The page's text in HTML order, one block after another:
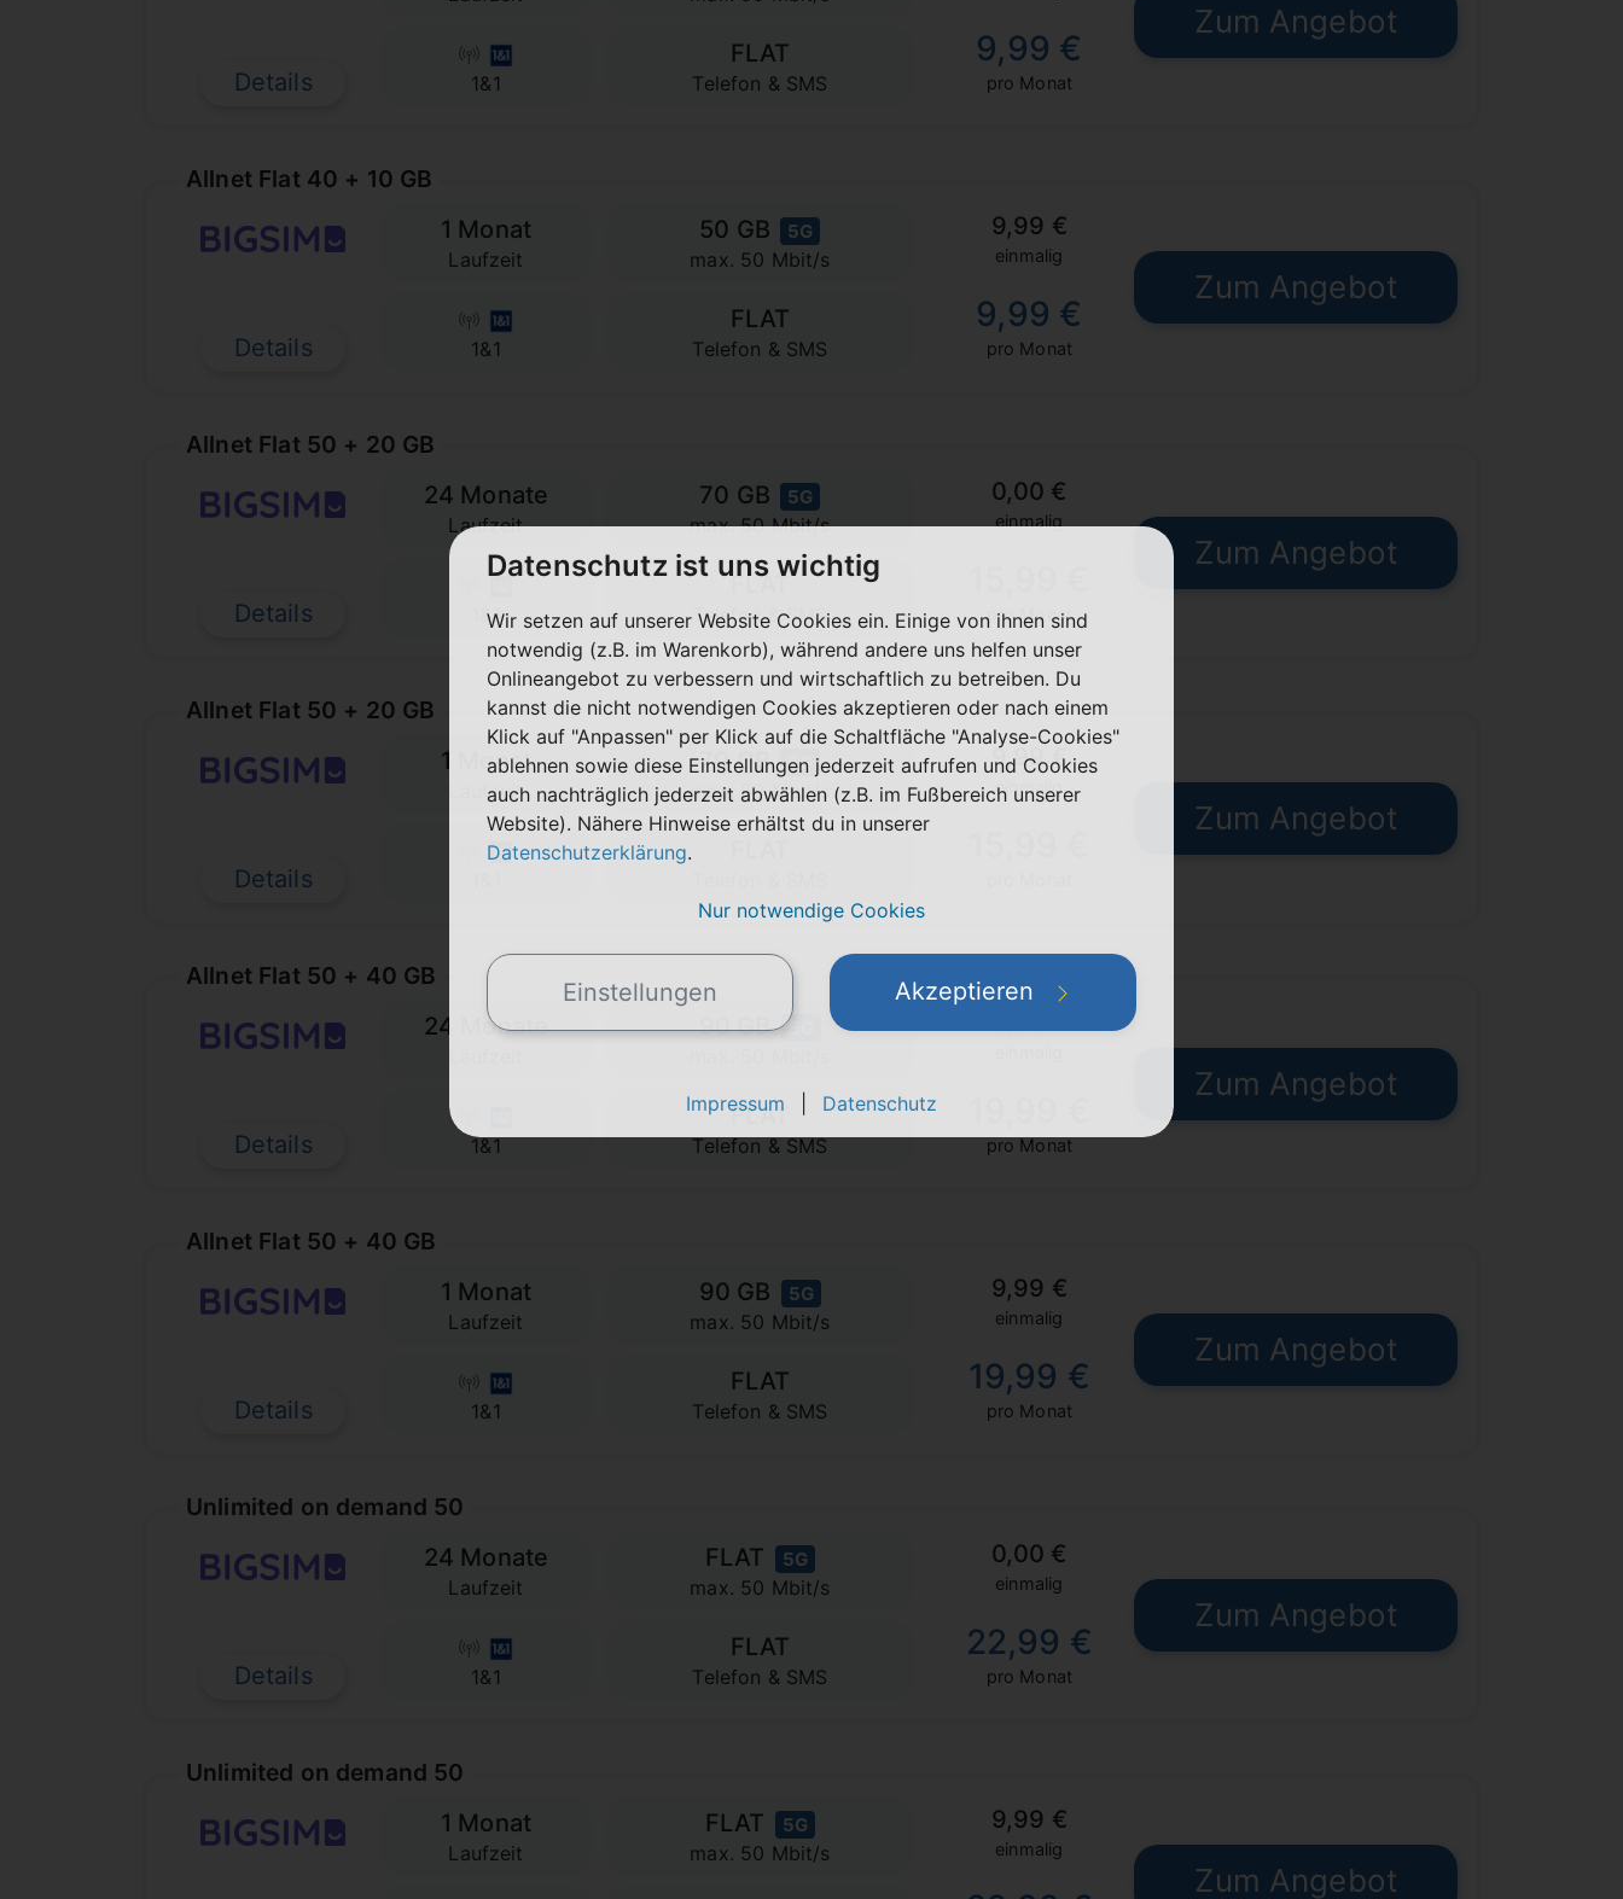
Details 1&1
FLAT
Telefon & SMS
9,99 €
pro Monat
Zum Angebot
Allnet Flat 40 + 10 GB
Details
1 Monat
Laufzeit
1&1
50 GB 5G
max. 50 Mbit/s
FLAT
Telefon & SMS
9,99 €
einmalig
9,99 €
pro Monat
Zum Angebot
Allnet Flat 50 + 20 GB
Details
24 Monate
Laufzeit
1&1
70 GB 5G
max. 50 Mbit/s
FLAT
Telefon & SMS
0,00 €
einmalig
pro Monat
Zum Angebot
Allnet Flat 50 + 20 GB
Details
1 Monat
Laufzeit
70 GB 5G
max. 50 Mbit/s
9,99 €
einmalig
Zum Angebot
Allnet Flat 50 + 40 GB
Details
24 Monate
1&1
90 GB 5G
FLAT
Telefon & SMS pro Monat
Zum Angebot
Allnet Flat 50 + 40 GB
Details
1 Monat
Laufzeit
1&1
90 GB 5G
max. 50 Mbit/s
FLAT
Telefon & SMS
9,99 €
einmalig
19,99 €
pro Monat
Zum Angebot
Unlimited on demand 50
Details
24 Monate
Laufzeit
1&1
FLAT 5G
max. 50 Mbit/s
FLAT
Telefon & SMS
0,00 €
einmalig
22,99 €
pro Monat
Zum Angebot
Unlimited on demand 50
1 Monat
Laufzeit
FLAT 5G
max. 50 Mbit/s
9,99 €
einmalig
Zum Angebot
Datenschutz ist uns wichtig
Wir setzen auf unserer Website Cookies ein. Einige von ihnen sind
notwendig (z.B. im Warenkorb), während andere uns helfen unser
Onlineangebot zu verbessern und wirtschaftlich zu betreiben. Du
kannst die nicht notwendigen Cookies akzeptieren oder nach einem
Klick auf "Anpassen" per Klick auf die Schaltfläche "Analyse-Cookies"
ablehnen sowie diese Einstellungen jederzeit aufrufen und Cookies
auch nachträglich jederzeit abwählen (z.B. im Fußbereich unserer
Website). Nähere Hinweise erhältst du in unserer
Datenschutzerklärung.
Nur notwendige Cookies
Einstellungen Akzeptieren
Impressum Datenschutz